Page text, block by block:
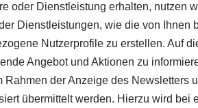
oder Dienstleistung erhalten, nutzen
Dienstleistungen, wie die von Ihnen
Nutzerprofile zu erstellen. Auf
Angebot und Aktionen zu
der Anzeige des Newsletters
übermittelt werden. Hierzu wird bei